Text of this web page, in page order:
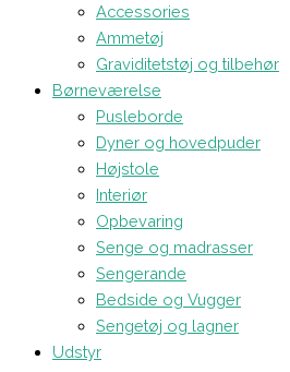
Accessories
Ammetøj
Graviditetstøj og tilbehør
Børneværelse
Pusleborde
Dyner og hovedpuder
Højstole
Interiør
Opbevaring
Senge og madrasser
Sengerande
Bedside og Vugger
Sengetøj og lagner
Udstyr